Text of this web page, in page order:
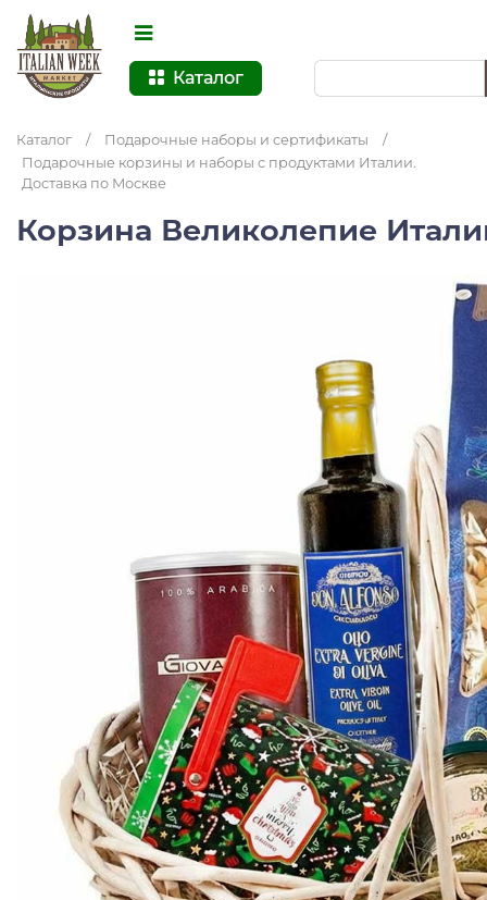
Каталог
Каталог / Подарочные наборы и сертификаты
/
Подарочные корзины и наборы с продуктами Италии.
Доставка по Москве
Корзина Великолепие